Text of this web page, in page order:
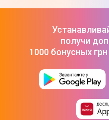
получи
1000 бонусных